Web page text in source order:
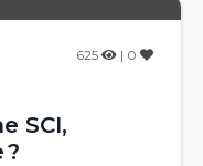
625 | 0
SCI,